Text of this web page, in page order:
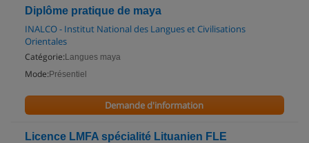
Diplôme pratique de maya
INALCO - Institut National des Langues et Civilisations
Orientales
Catégorie: Langues maya
Mode: Présentiel
Demande d'information
Licence LMFA spécialité Lituanien FLE